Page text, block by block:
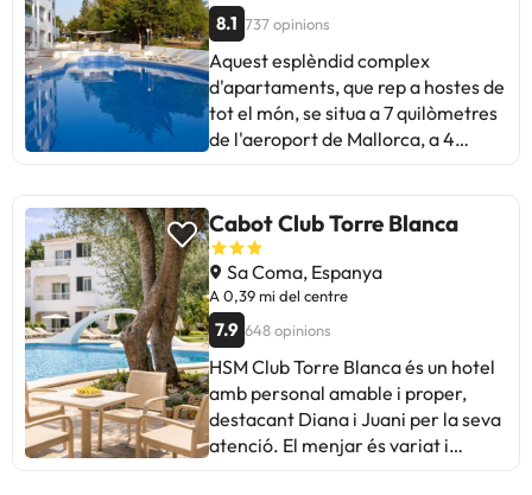
8.1 737 opinions
Aquest esplèndid complex
d'apartaments, que rep a hostes de
tot el món, se situa a 7 quilòmetres
de l'aeroport de Mallorca, a 4
m de la platja de Sa Coma.
L'acurada zona exterior compta
amb una exuberant vegetació, una
piscina d'aigua dolça i un bar al
costat de la mateixa, on els clients
poden gaudir d'una refrescant
beguda o un aperitiu mentre
descansen al sol o sota un para-sol.
Amb una cuina totalment equipada
i balcó o terrassa privada, aquests
Cabot Club Torre Blanca
Sa Coma, Espanya
A 0,39 mi del centre
7.9 648 opinions
HSM Club Torre Blanca és un hotel
amb personal amable i proper,
destacant Diana i Juani per la seva
atenció. El menjar és variat i